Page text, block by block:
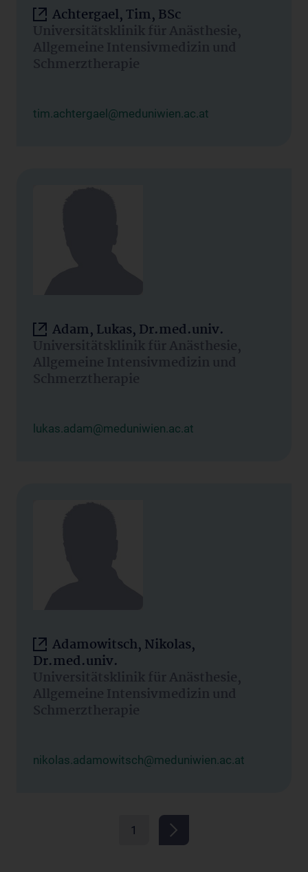
Achtergael, Tim, BSc
Universitätsklinik für Anästhesie,
Allgemeine Intensivmedizin und
Schmerztherapie
tim.achtergael@meduniwien.ac.at
Adam, Lukas, Dr.med.univ.
Universitätsklinik für Anästhesie,
Allgemeine Intensivmedizin und
Schmerztherapie
lukas.adam@meduniwien.ac.at
Adamowitsch, Nikolas,
Dr.med.univ.
Universitätsklinik für Anästhesie,
Allgemeine Intensivmedizin und
Schmerztherapie
nikolas.adamowitsch@meduniwien.ac.at
1